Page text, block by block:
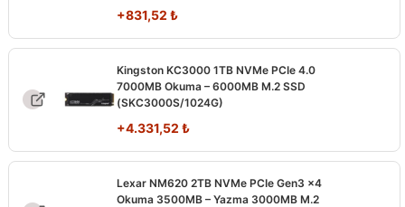
+831,52 ₺
Kingston KC3000 1TB NVMe PCIe 4.0
7000MB Okuma – 6000MB M.2 SSD
(SKC3000S/1024G)
+4.331,52 ₺
Lexar NM620 2TB NVMe PCIe Gen3 x4
Okuma 3500MB – Yazma 3000MB M.2